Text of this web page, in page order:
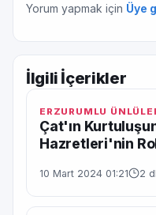
Yorum yapmak için Üye
İlgili İçerikler
ERZURUMLU
Çat'ın
Hazretleri'nin
10 Mart 2024 01:21 2